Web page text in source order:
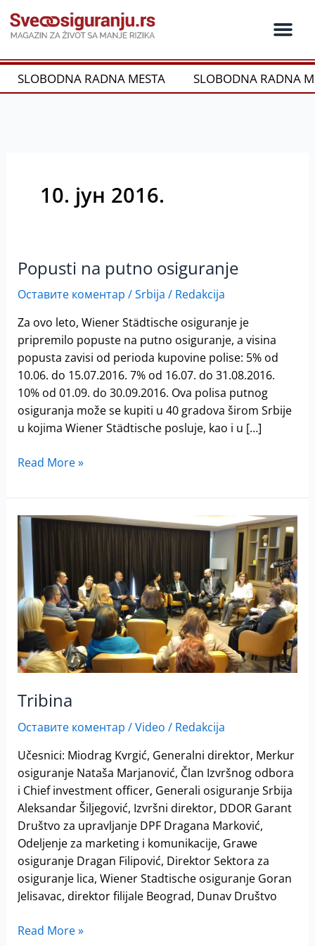
на
садржај
SLOBODNA RADNA MESTA SLOBODNA RADNA
10. јун 2016.
Popusti na putno osiguranje
Оставите коментар /Srbija / Redakcija
Za ovo leto, Wiener Städtische osiguranje je
pripremilo popuste na putno osiguranje, a visina
popusta zavisi od perioda kupovine polise: 5% od
10.06. do 15.07.2016. 7% od 16.07. do 31.08.2016.
10% od 01.09. do 30.09.2016. Ova polisa putnog
osiguranja može se kupiti u 40 gradova širom Srbije
u kojima Wiener Städtische posluje, kao i u […]
Popusti
putno
osiguranje
Read More »
Tribina
Оставите коментар /Video / Redakcija
Učesnici: Miodrag Kvrgić, Generalni direktor, Merkur
osiguranje Nataša Marjanović, Član Izvršnog odbora
i Chief investment officer, Generali osiguranje Srbija
Aleksandar Šiljegović, Izvršni direktor, DDOR Garant
Društvo za upravljanje DPF Dragana Marković,
Odeljenje za marketing i komunikacije, Grawe
osiguranje Dragan Filipović, Direktor Sektora za
osiguranje lica, Wiener Stadtische osiguranje Goran
Jelisavac, direktor filijale Beograd, Dunav Društvo
Tribina
Read More »